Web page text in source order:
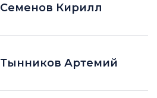
Семенов Кирилл
Тынников Артемий